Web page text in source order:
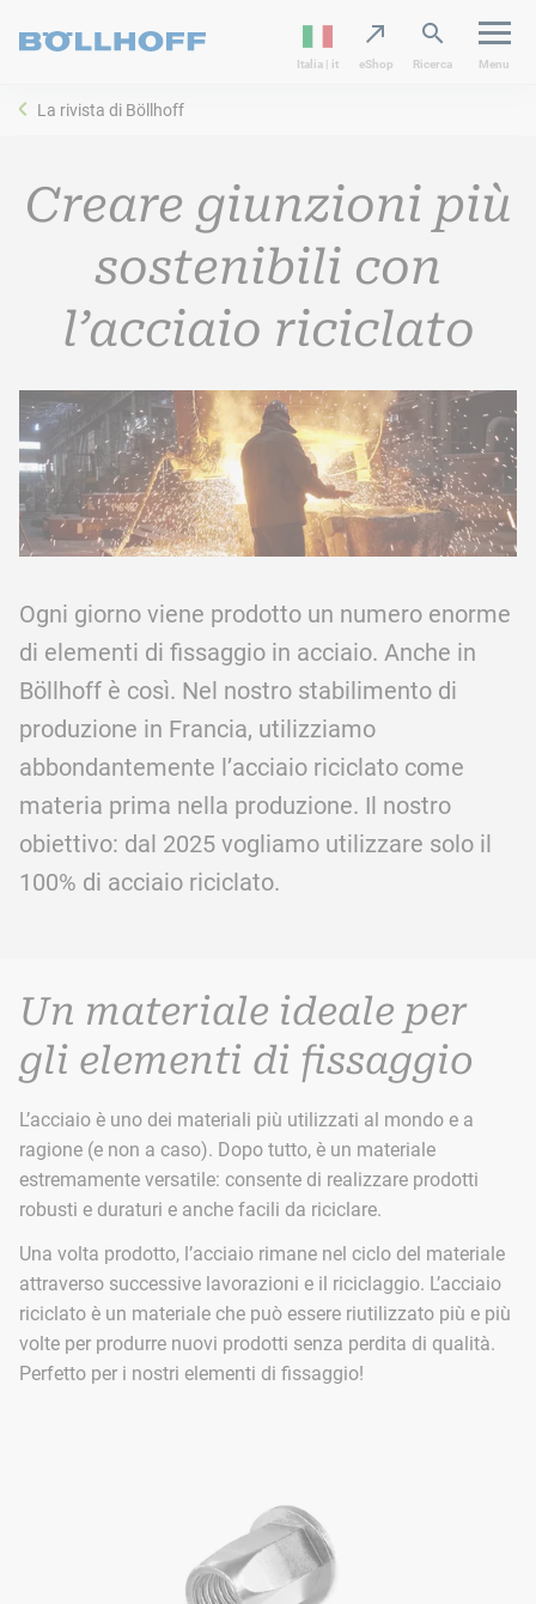
Italia | it eShop Ricerca Menu
La rivista di Böllhoff
Creare giunzioni più
sostenibili con
l’acciaio riciclato
Ogni giorno viene prodotto un numero enorme
di elementi di fissaggio in acciaio. Anche in
Böllhoff è così. Nel nostro stabilimento di
produzione in Francia, utilizziamo
abbondantemente l’acciaio riciclato come
materia prima nella produzione. Il nostro
obiettivo: dal 2025 vogliamo utilizzare solo il
100% di acciaio riciclato.
Un materiale ideale per
gli elementi di fissaggio
L’acciaio è uno dei materiali più utilizzati al mondo e a
ragione (e non a caso). Dopo tutto, è un materiale
estremamente versatile: consente di realizzare prodotti
robusti e duraturi e anche facili da riciclare.
Una volta prodotto, l’acciaio rimane nel ciclo del materiale
attraverso successive lavorazioni e il riciclaggio. L’acciaio
riciclato è un materiale che può essere riutilizzato più e più
volte per produrre nuovi prodotti senza perdita di qualità.
Perfetto per i nostri elementi di fissaggio!